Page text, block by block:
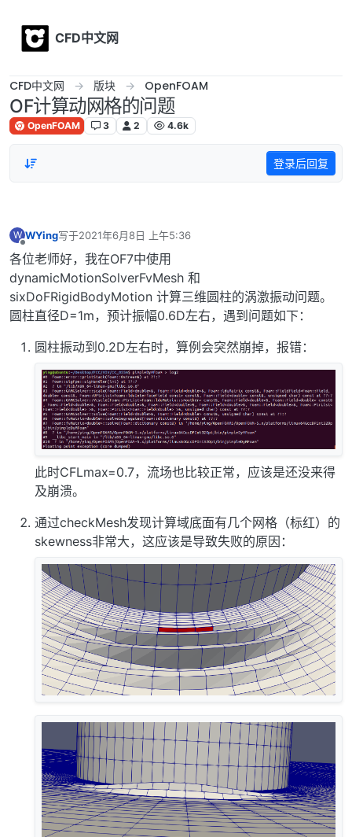
CFD中文网
CFD中文网 版块 OpenFOAM
OF计算动网格的问题
OpenFOAM 3 2 4.6k
登录后回复
W
离线
WYing写于2021年6月8日 上午5:36
最后由 编辑
各位老师好，我在OF7中使用
dynamicMotionSolverFvMesh 和
sixDoFRigidBodyMotion 计算三维圆柱的涡激振动问题。
圆柱直径D=1m，预计振幅0.6D左右，遇到问题如下：
圆柱振动到0.2D左右时，算例会突然崩掉，报错：
此时CFLmax=0.7，流场也比较正常，应该是还没来得
及崩溃。
通过checkMesh发现计算域底面有几个网格（标红）的
skewness非常大，这应该是导致失败的原因：